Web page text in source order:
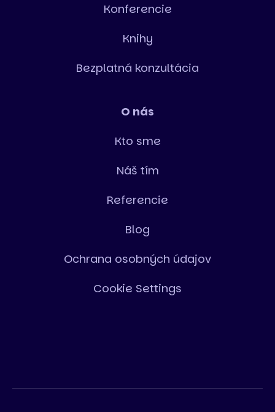
Konferencie
Knihy
Bezplatná konzultácia
O nás
Kto sme
Náš tím
Referencie
Blog
Ochrana osobných údajov
Cookie Settings